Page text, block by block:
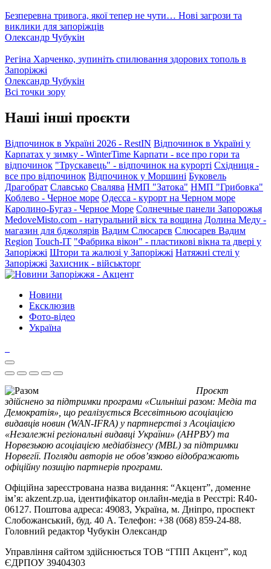
Безперевна тривога, якої тепер не чути… Нові загрози та
виклики для запоріжців
Олександр Чубукін
Регіна Харченко, зупиніть спилювання здорових тополь в
Запоріжжі
Олександр Чубукін
Всі точки зору
Наші інші проєкти
Відпочинок в Україні 2026 - RestIN Відпочинок в Україні у
Карпатах у зимку - WinterTime Карпати - все про гори та
відпочинок "Трускавець" - відпочинок на курорті Східниця -
все про відпочинок Відпочинок у Моршині Буковель
Драгобрат Славсько Свалява НМП "Затока" НМП "Грибовка"
Коблево - Черное море Одесса - курорт на Черном море
Каролино-Бугаз - Черное Море Солнечные панели Запорожья
MedoveMisto.com - натуральний віск та вощина Долина Меду -
магазин для бджолярів Вадим Слюсарєв Слюсарев Вадим
Region Touch-IT "Фабрика вікон" - пластикові вікна та двері у
Запоріжжі Штори та жалюзі у Запоріжжі Натяжні стелі у
Запоріжжі Захисник - військторг
Новини
Ексклюзив
Фото-відео
Україна
Проєкт
здійснено за підтримки програми «Сильніші разом: Медіа та
Демократія», що реалізується Всесвітньою асоціацією
видавців новин (WAN-IFRA) у партнерстві з Асоціацією
«Незалежні регіональні видавці України» (АНРВУ) та
Норвезькою асоціацією медіабізнесу (MBL) за підтримки
Норвегії. Погляди авторів не обов’язково відображають
офіційну позицію партнерів програми.
Офіційна зареєстрована назва видання: “Акцент”, доменне
ім’я: akzent.zp.ua, ідентифікатор онлайн-медіа в Реєстрі: R40-
06127. Поштова адреса: 49083, Україна, м. Дніпро, проспект
Слобожанський, буд. 40 А. Телефон: +38 (068) 859-24-88.
Головний редактор Чубукін Олександр
Управління сайтом здійснюється ТОВ “ГПП Акцент”, код
ЄДРПОУ 39404303